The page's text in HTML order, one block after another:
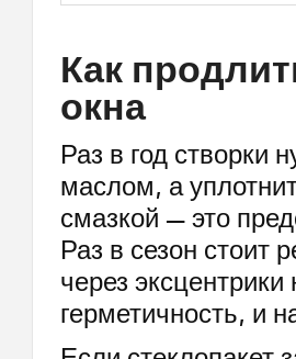
Как
окна
Раз в год
маслом, а
смазкой — это
Раз в сезон стоит
через эксцентрики
герметичность, и